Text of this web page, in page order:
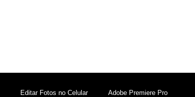
Editar Fotos no Celular Adobe Premiere Pro